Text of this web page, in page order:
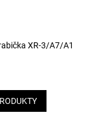
XR-3/A7/A1